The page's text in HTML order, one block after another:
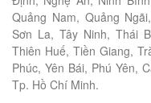
Quảng Nam, Quảng
Sơn La, Tây Ninh, Thái
Thiên Huế, Tiền Giang,
Phúc, Yên Bái, Phú Yên,
Tp. Hồ Chí Minh.